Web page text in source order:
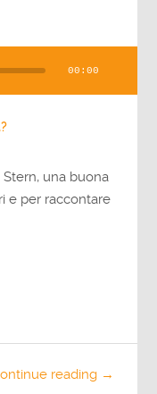
00:00
Stern, una buona
e per raccontare
reading →